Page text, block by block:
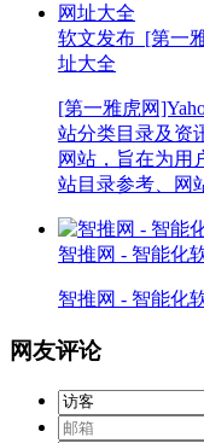
软文发布_[第一
址大全
[第一雅虎网
站分类目录及资
网站，旨在为用
站目录参考、网
智推网 - 智能化
智推网 - 智能化
网友评论